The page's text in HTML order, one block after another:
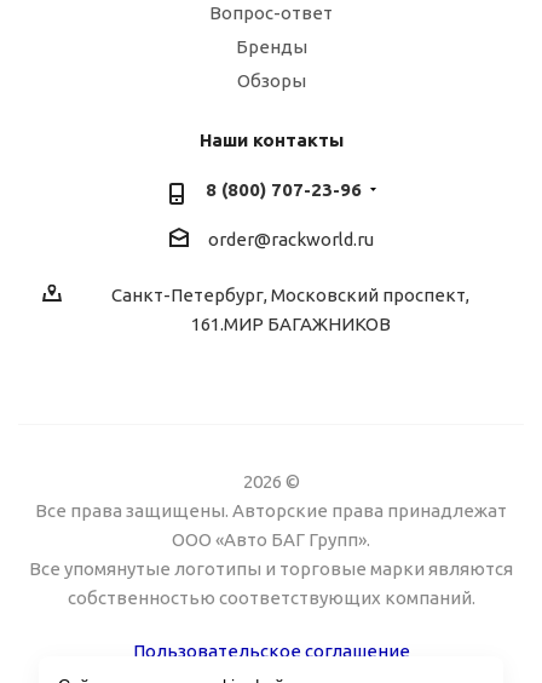
Вопрос-ответ
Бренды
Обзоры
Наши контакты
8 (800) 707-23-96
order@rackworld.ru
Санкт-Петербург, Московский проспект,
161.МИР БАГАЖНИКОВ
2026 ©
Все права защищены. Авторские права принадлежат
ООО «Авто БАГ Групп».
Все упомянутые логотипы и торговые марки являются
собственностью соответствующих компаний.
Пользовательское соглашение